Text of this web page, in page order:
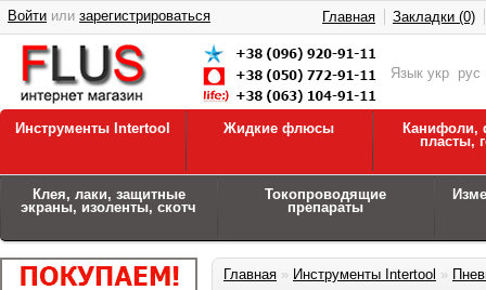
Язык укр рус
Войти или зарегистрироваться Главная Закладки (0)
Инструменты Intertool Жидкие флюсы
Канифоли,
пласты,
Клея, лаки, защитные
экраны, изоленты, скотч
Токопроводящие
препараты
Главная » Инструменты Intertool »